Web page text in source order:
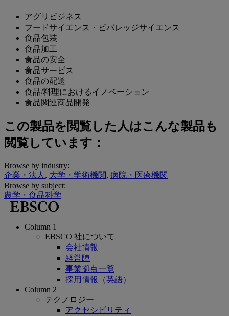
アグリビジネス
フードサイエンス・ビバレッジサイエンス
食品包装
食品加工
食品の安全
食品サービス
食品の配送
食品/料理におけるイノベーション
食品関連商品開発
この製品を閲覧した人はこんな製品も
閲覧しています：
Browse by industry:
企業・法人 , 大学・学術機関, 病院・医療機関
Browse by subject:
農学・食品科学
Column 1
EBSCO 社について
会社情報
経営陣
事業拠点一覧
採用情報（英語）
Column 2
テクノロジー
アクセシビリティ